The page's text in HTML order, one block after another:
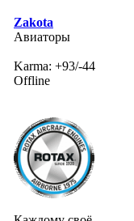
Zakota
Авиаторы
Karma: +93/-44
Offline